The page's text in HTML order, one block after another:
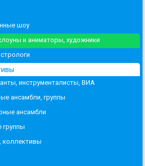
шоу
и аниматоры, художники
инструменталисты, ВИА
ансамбли, группы
ансамбли
группы
коллективы